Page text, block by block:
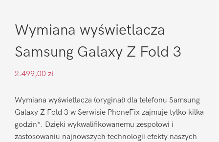
Wymiana wyświetlacza
Samsung Galaxy Z Fold 3
2.499,00 zł
Wymiana wyświetlacza (oryginał) dla telefonu Samsung
Galaxy Z Fold 3 w Serwisie PhoneFix zajmuje tylko kilka
godzin*. Dzięki wykwalifikowanemu zespołowi i
zastosowaniu najnowszych technologii efekty naszych